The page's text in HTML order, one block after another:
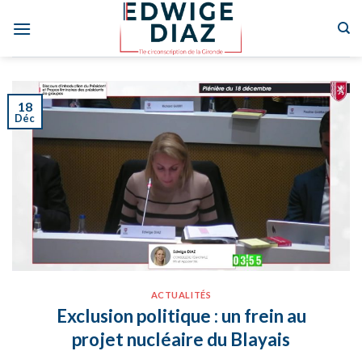
18
Déc
ACTUALITÉS
Exclusion politique : un frein au
projet nucléaire du Blayais